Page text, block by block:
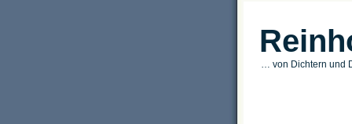
… von Dichtern und